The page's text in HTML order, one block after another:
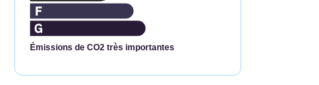
Émissions de CO2 très importantes